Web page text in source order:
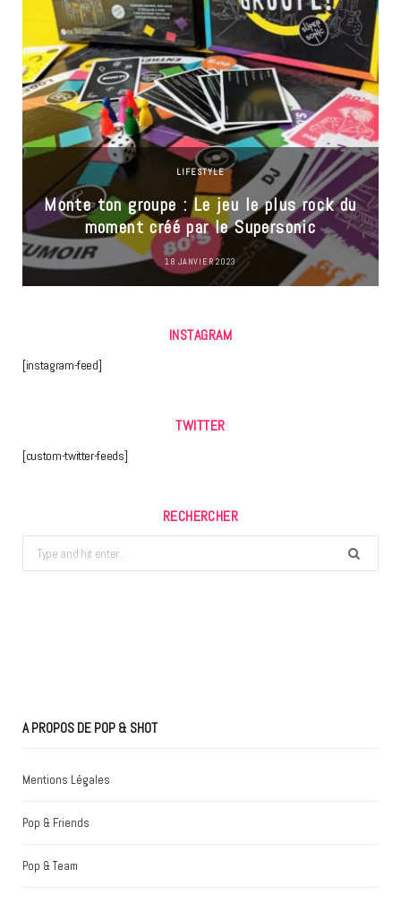
LIFESTYLE
Monte ton groupe : Le jeu le plus rock du
moment créé par le Supersonic
18 JANVIER 2023
INSTAGRAM
[instagram-feed]
TWITTER
[custom-twitter-feeds]
RECHERCHER
Search
for:
A PROPOS DE POP & SHOT
Mentions Légales
Pop & Friends
Pop & Team